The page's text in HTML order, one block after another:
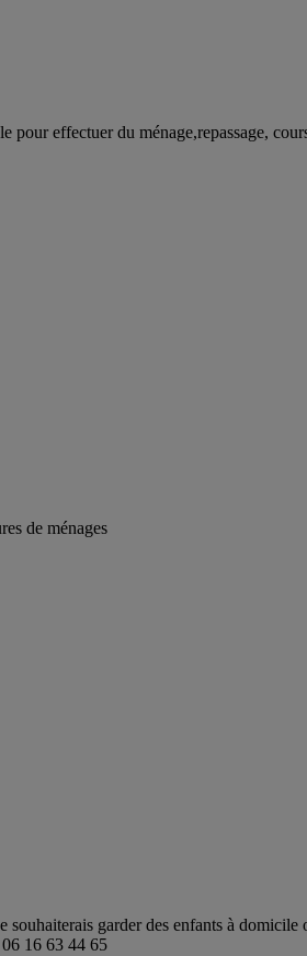
effectuer du ménage,repassage,
de ménages
garder des enfants à
16 63 44 65